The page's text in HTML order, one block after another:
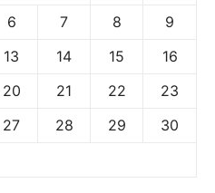
6 7 8
9
13 14 15
16
20 21 22
23
27 28 29
30